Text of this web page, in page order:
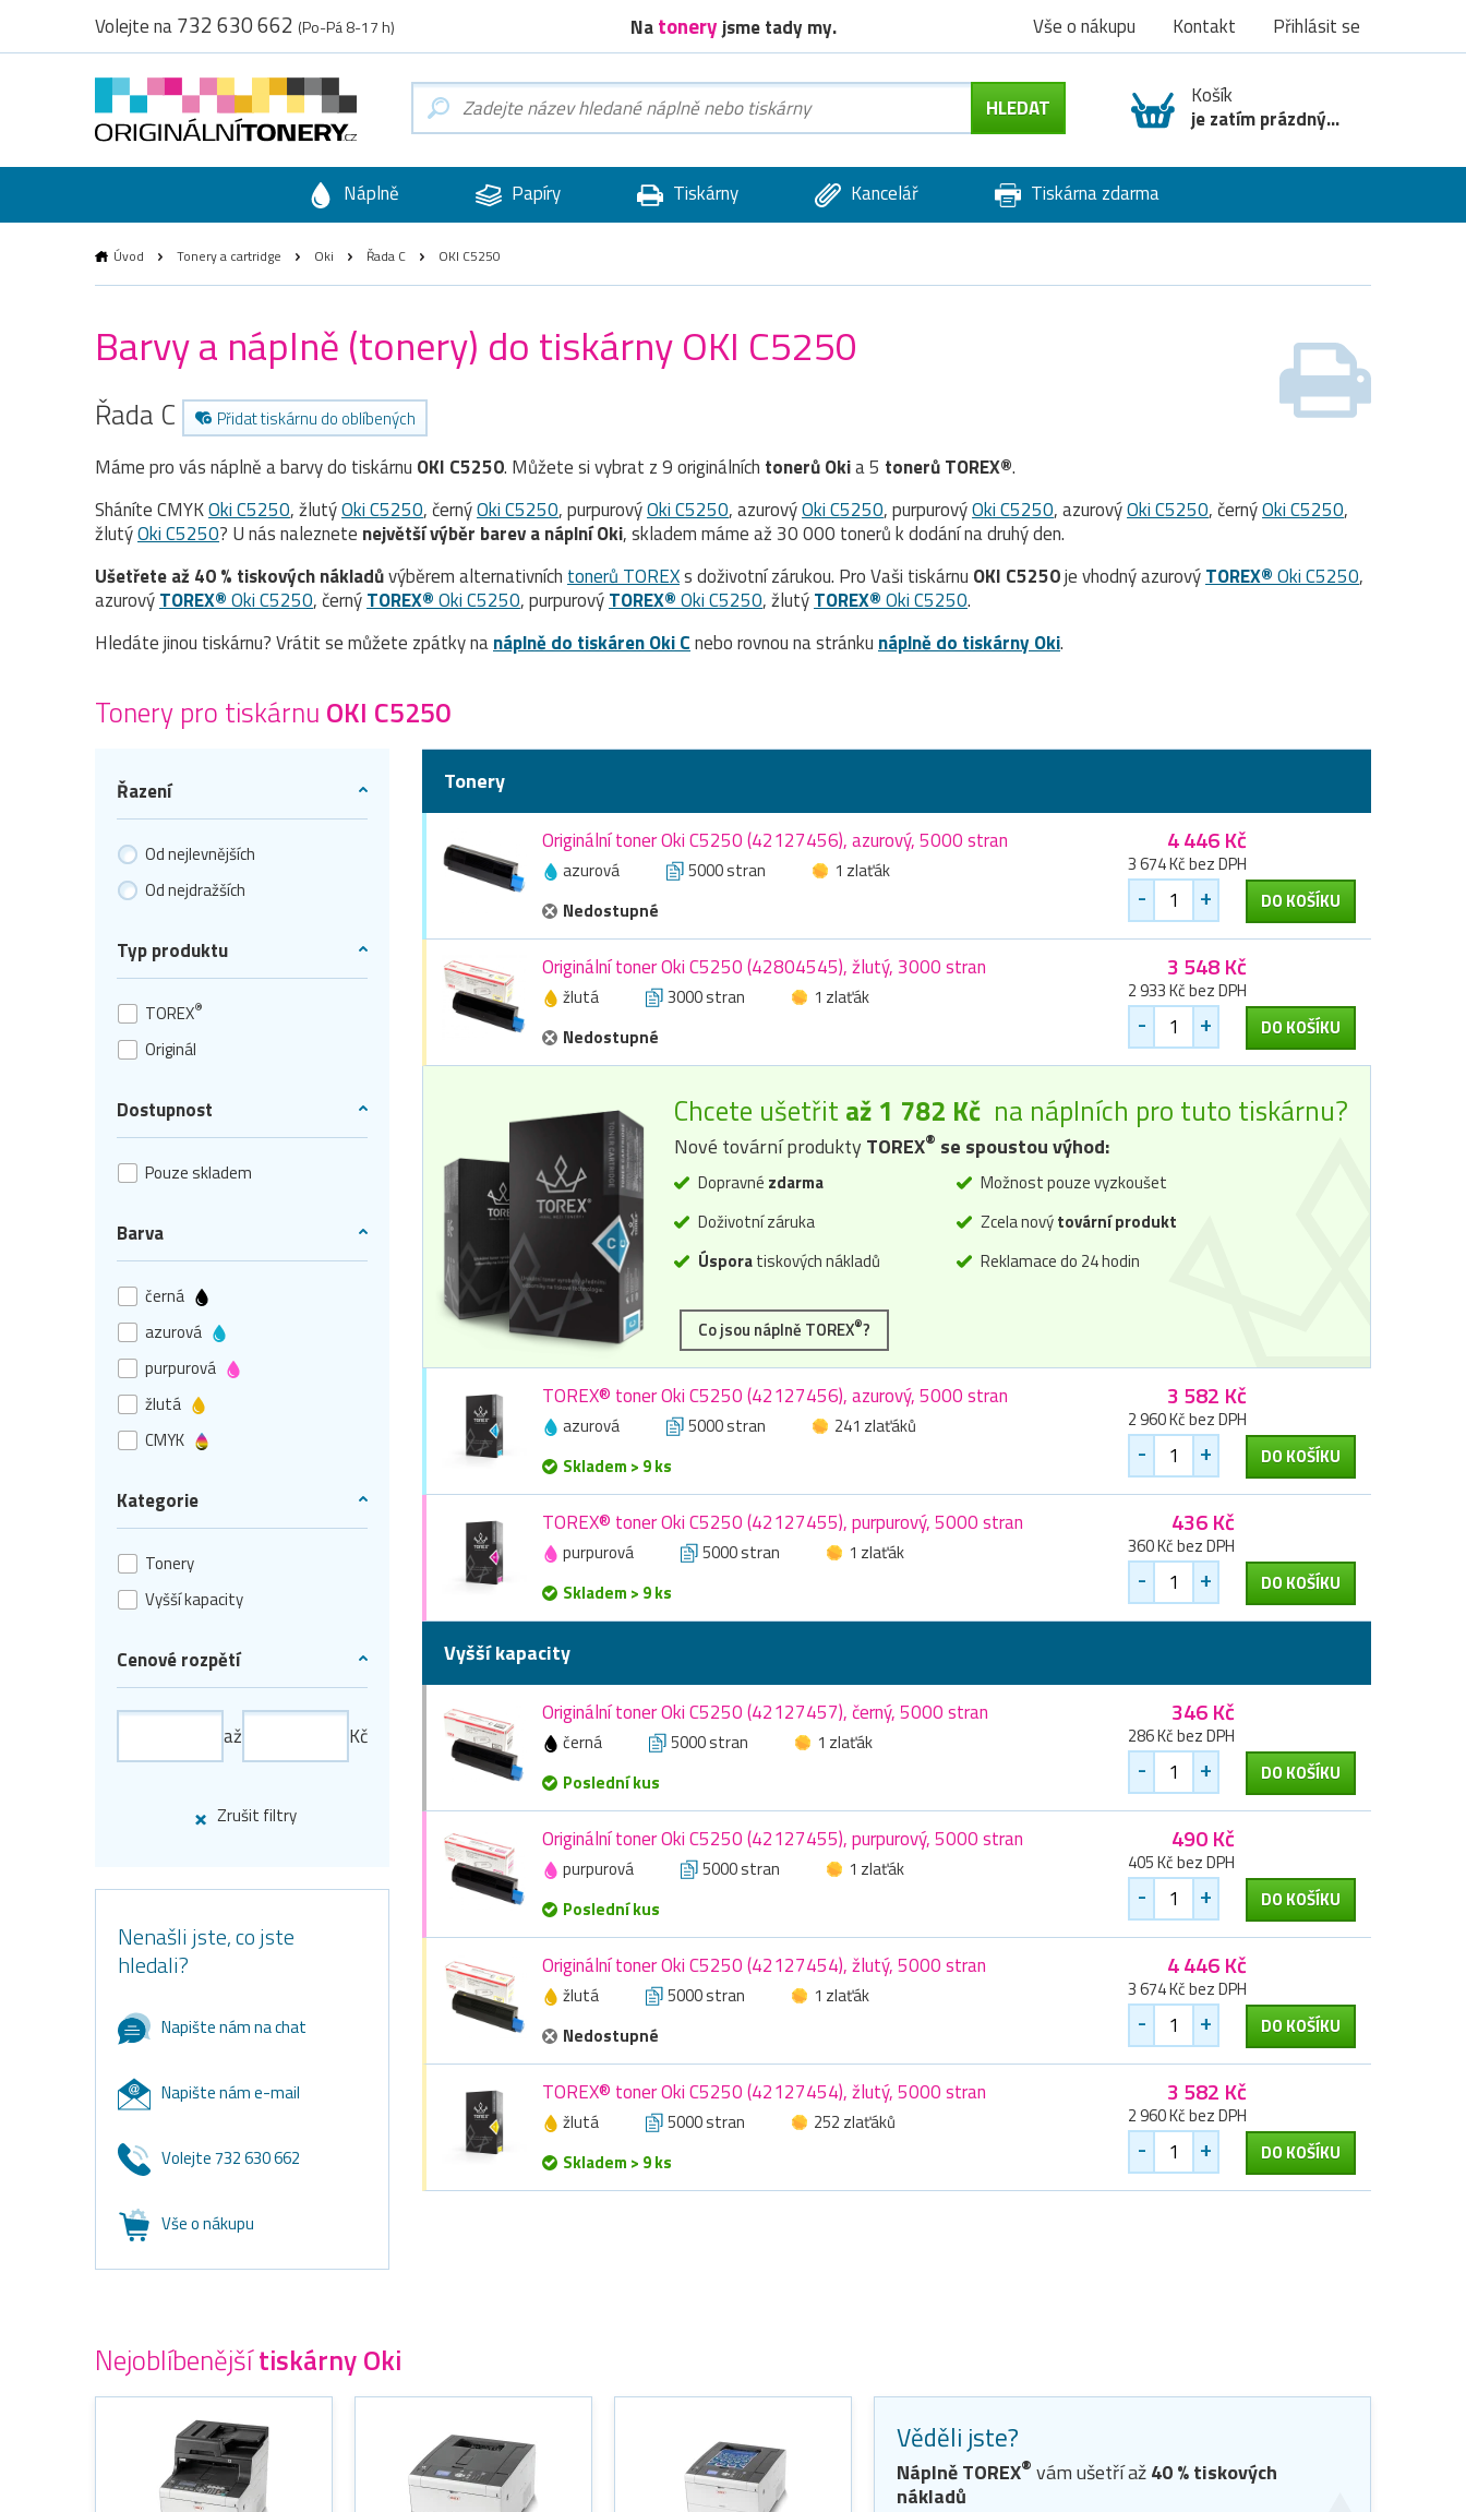
Volejte na732 630 662 (Po-Pá 8-17 h) Natoneryjsme tady my. Vše o nákupu Kontakt Přihlásit se
Košík
je zatím prázdný...
Náplně Papíry Tiskárny Kancelář Tiskárna zdarma
Úvod Tonery a cartridge Oki Řada C OKI C5250
Barvy a náplně (tonery) do tiskárny OKI C5250
Řada C Přidat tiskárnu do oblíbených
Máme pro vás náplně a barvy do tiskárnu OKI C5250. Můžete si vybrat z 9 originálních tonerůOkia 5 tonerů TOREX®.
Sháníte CMYKOki C5250, žlutýOki C5250, černýOki C5250, purpurovýOki C5250, azurovýOki C5250, purpurovýOki C5250, azurovýOki C5250, černýOki C5250,
žlutýOki C5250? U nás naleznete největší výběr barev a náplní Oki, skladem máme až 30 000 tonerů k dodání na druhý den.
Ušetřete až 40 % tiskových nákladůvýběrem alternativních tonerů TOREXs doživotní zárukou. Pro Vaši tiskárnu OKI C5250je vhodný azurovýTOREX®Oki C5250,
azurovýTOREX®Oki C5250, černýTOREX®Oki C5250, purpurovýTOREX®Oki C5250, žlutýTOREX®Oki C5250.
Hledáte jinou tiskárnu? Vrátit se můžete zpátky nanáplně do tiskáren Oki Cnebo rovnou na stránku náplně do tiskárny Oki.
Tonery pro tiskárnu OKI C5250
Řazení
Od nejlevnějších
Od nejdražších
Typ produktu
TOREX®
Originál
Dostupnost
Pouze skladem
Barva
černá
azurová
purpurová
žlutá
CMYK
Kategorie
Tonery
Vyšší kapacity
Cenové rozpětí
až Kč
Zrušit filtry
Nenašli jste, co jste
hledali?
Napište nám na chat
Napište nám e-mail
Volejte 732 630 662
Vše o nákupu
Tonery
Originální toner Oki C5250 (42127456), azurový, 5000 stran
azurová 5000 stran
1 zlaťák
Nedostupné
4 446 Kč
3 674 Kč bez DPH
- + DO KOŠÍKU
Originální toner Oki C5250 (42804545), žlutý, 3000 stran
žlutá 3000 stran
1 zlaťák
Nedostupné
3 548 Kč
2 933 Kč bez DPH
- + DO KOŠÍKU
Chcete ušetřit až 1 782 Kč na náplních pro tuto tiskárnu?
Nové tovární produktyTOREX® se spoustou výhod:
Dopravné zdarma
Doživotní záruka
Úsporatiskových nákladů
Možnost pouze vyzkoušet
Zcela novýtovární produkt
Reklamace do 24 hodin
Co jsou náplně TOREX®?
TOREX® toner Oki C5250 (42127456), azurový, 5000 stran
azurová 5000 stran
241 zlaťáků
Skladem > 9 ks
3 582 Kč
2 960 Kč bez DPH
- + DO KOŠÍKU
TOREX® toner Oki C5250 (42127455), purpurový, 5000 stran
purpurová 5000 stran
1 zlaťák
Skladem > 9 ks
436 Kč
360 Kč bez DPH
- + DO KOŠÍKU
Vyšší kapacity
Originální toner Oki C5250 (42127457), černý, 5000 stran
černá 5000 stran
1 zlaťák
Poslední kus
346 Kč
286 Kč bez DPH
- + DO KOŠÍKU
Originální toner Oki C5250 (42127455), purpurový, 5000 stran
purpurová 5000 stran
1 zlaťák
Poslední kus
490 Kč
405 Kč bez DPH
- + DO KOŠÍKU
Originální toner Oki C5250 (42127454), žlutý, 5000 stran
žlutá 5000 stran
1 zlaťák
Nedostupné
4 446 Kč
3 674 Kč bez DPH
- + DO KOŠÍKU
TOREX® toner Oki C5250 (42127454), žlutý, 5000 stran
žlutá 5000 stran
252 zlaťáků
Skladem > 9 ks
3 582 Kč
2 960 Kč bez DPH
- + DO KOŠÍKU
Nejoblíbenějšítiskárny Oki
Věděli jste?
Náplně TOREX® vám ušetří až40% tiskových
nákladů